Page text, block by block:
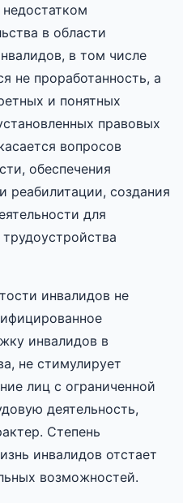
в области
в том числе
не проработанность, а
и понятных
правовых
вопросов
обеспечения
реабилитации, создания
для
инвалидов не
инвалидов в
не стимулирует
лиц с ограниченной
деятельность,
Степень
инвалидов отстает
возможностей.